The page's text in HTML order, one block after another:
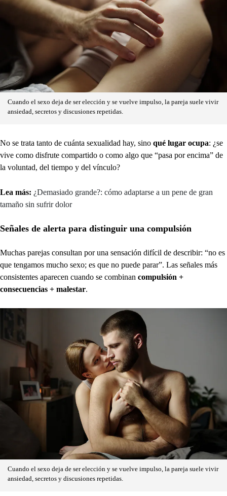
Cuando el sexo deja de ser elección y se vuelve impulso, la pareja suele vivir
ansiedad, secretos y discusiones repetidas.
No se trata tanto de cuánta sexualidad hay, sino qué lugar ocupa: ¿se
vive como disfrute compartido o como algo que “pasa por encima” de
la voluntad, del tiempo y del vínculo?
Lea más: ¿Demasiado grande?: cómo adaptarse a un pene de gran
tamaño sin sufrir dolor
Señales de alerta para distinguir una compulsión
Muchas parejas consultan por una sensación difícil de describir: “no es
que tengamos mucho sexo; es que no puede parar”. Las señales más
consistentes aparecen cuando se combinan compulsión +
consecuencias + malestar.
Cuando el sexo deja de ser elección y se vuelve impulso, la pareja suele vivir
ansiedad, secretos y discusiones repetidas.